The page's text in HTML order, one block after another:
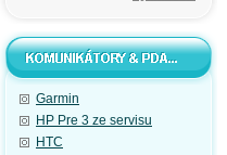
Garmin
HP Pre 3 ze servisu
HTC